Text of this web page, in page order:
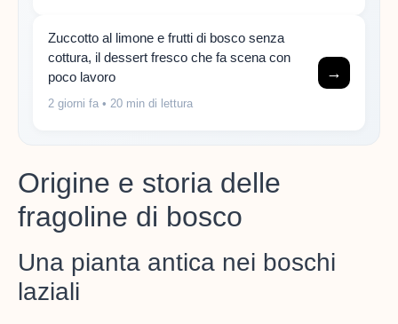
Zuccotto al limone e frutti di bosco senza
cottura, il dessert fresco che fa scena con
poco lavoro
2 giorni fa • 20 min di lettura
→
Origine e storia delle
fragoline di bosco
Una pianta antica nei boschi
laziali